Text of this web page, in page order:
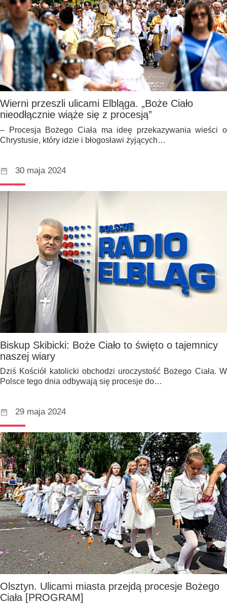
Wierni przeszli ulicami Elbląga. „Boże Ciało
nieodłącznie wiąże się z procesją”
– Procesja Bożego Ciała ma ideę przekazywania wieści o
Chrystusie, który idzie i błogosławi żyjących…
30 maja 2024
Biskup Skibicki: Boże Ciało to święto o tajemnicy
naszej wiary
Dziś Kościół katolicki obchodzi uroczystość Bożego Ciała. W
Polsce tego dnia odbywają się procesje do…
29 maja 2024
Olsztyn. Ulicami miasta przejdą procesje Bożego
Ciała [PROGRAM]